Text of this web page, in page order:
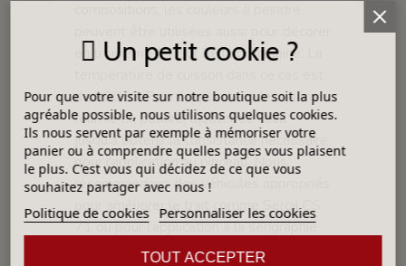
en troisième feu sur de la porcelaine. La
de 980 ºC. Pour l'application de la série
fournie en poudre, ajouter de l'eau
jusqu'à obtenir la consistance nécessaire
pour l'application au pinceau. Nous
recommandons des véhicules appropriés
pour améliorer le trait comme Seroil CS
71 ou pour l’application à la sérigraphie
qui peut être Seroil CS 71 ou
Un petit cookie ?
Pour que votre visite sur notre boutique soit la plus
agréable possible, nous utilisons quelques cookies.
Ils nous servent par exemple à mémoriser votre
panier ou à comprendre quelles pages vous plaisent
le plus. C'est vous qui décidez de ce que vous
souhaitez partager avec nous !
Politique de cookies Personnaliser les cookies
TOUT ACCEPTER